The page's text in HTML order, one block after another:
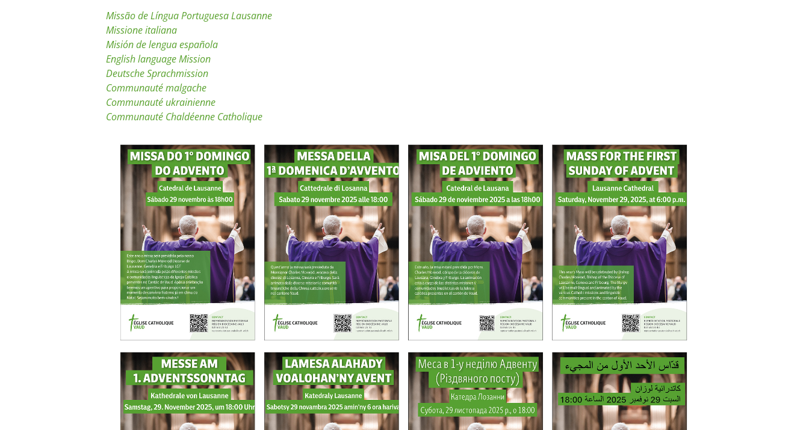
Missão de Língua Portuguesa Lausanne
Missione italiana
Misión de lengua española
English language Mission
Deutsche Sprachmission
Communauté malgache
Communauté ukrainienne
Communauté Chaldéenne Catholique